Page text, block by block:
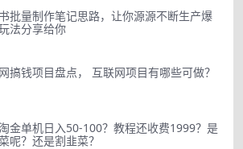
批量制作笔记思路，让你源源不断生产爆
法分享给你
搞钱项目盘点， 互联网项目有哪些可做？
金单机日入50-100？教程还收费1999？是
呢？还是割韭菜？